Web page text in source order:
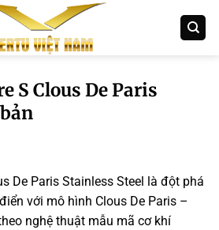
S Clous De Paris
De Paris Stainless Steel là đột phá
với mô hình Clous De Paris –
nghệ thuật mẫu mã cơ khí